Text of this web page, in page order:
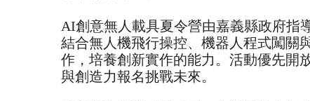
AI創意無人載具夏令營由嘉義縣政府指
結合無人機飛行操控、機器人程式闖關
作，培養創新實作的能力。活動優先開
與創造力報名挑戰未來。